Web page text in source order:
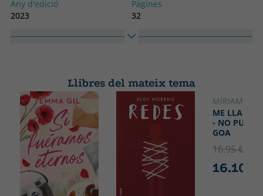
Any d'edició
2023
Pàgines
32
Idioma
220
Llibres del mateix tema
NOVETAT
MÍRIAM
ME LLAMO
- NO
GOA
16.95 €
16.10 €